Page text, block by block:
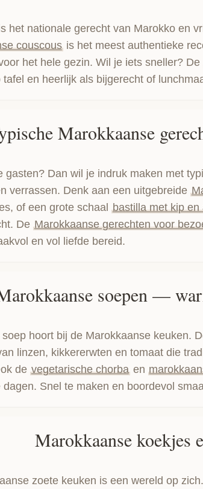
het nationale gerecht van Marokko en
couscousis het meest authentieke
het hele gezin. Wil je iets sneller? De
tafel en heerlijk als bijgerecht of
Marokkaanse
gasten? Dan wil je indruk maken met
verrassen. Denk aan een uitgebreide
of een grote schaal bastilla met kip en
De Marokkaanse gerechten voor
en vol liefde bereid.
soepen —
hoort bij de Marokkaanse keuken.
linzen, kikkererwten en tomaat die
de vegetarische chorbaen
dagen. Snel te maken en boordevol
Marokkaanse koekjes
zoete keuken is een wereld op